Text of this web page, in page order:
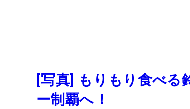
[写真] もりもり食べ
ー制覇へ！